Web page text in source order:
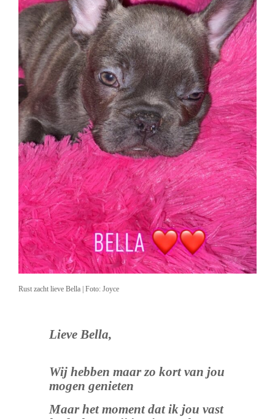
Rust zacht lieve Bella | Foto: Joyce
Lieve Bella,
Wij hebben maar zo kort van jou
mogen genieten
Maar het moment dat ik jou vast